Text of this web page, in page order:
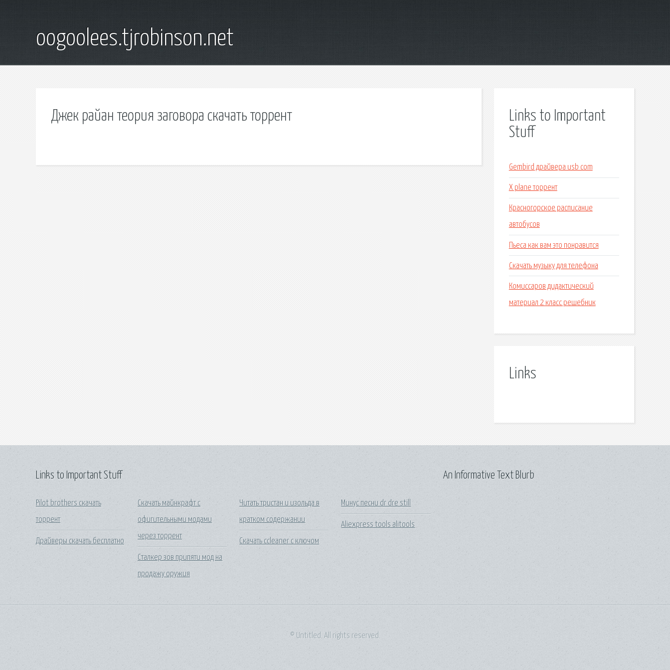
oogoolees.tjrobinson.net
Джек райан теория заговора скачать торрент
Links to Important
Stuff
Gembird драйвера usb com
X plane торрент
Красногорское расписание
автобусов
Пьеса как вам это понравится
Скачать музыку для телефона
Комиссаров дидактический
материал 2 класс решебник
Links
Links to Important Stuff
Pilot brothers скачать
торрент
Драйверы скачать бесплатно
Скачать майнкрафт с
офигительными модами
через торрент
Сталкер зов припяти мод на
продажу оружия
Читать тристан и изольда в
кратком содержании
Скачать ccleaner c ключом
Минус песни dr dre still
Aliexpress tools alitools
An Informative Text Blurb
© Untitled. All rights reserved.